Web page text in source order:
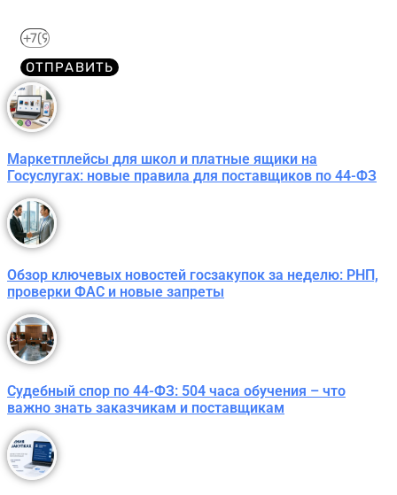
ОТПРАВИТЬ
Маркетплейсы для школ и платные ящики на
Госуслугах: новые правила для поставщиков по 44-ФЗ
Обзор ключевых новостей госзакупок за неделю: РНП,
проверки ФАС и новые запреты
Судебный спор по 44-ФЗ: 504 часа обучения – что
важно знать заказчикам и поставщикам